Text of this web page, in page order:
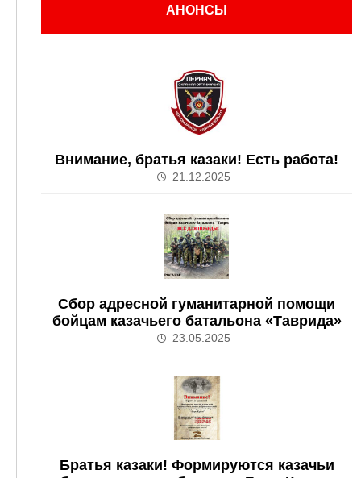
АНОНСЫ
Внимание, братья казаки! Есть работа!
21.12.2025
Сбор адресной гуманитарной помощи
бойцам казачьего батальона «Таврида»
23.05.2025
Братья казаки! Формируются казачьи